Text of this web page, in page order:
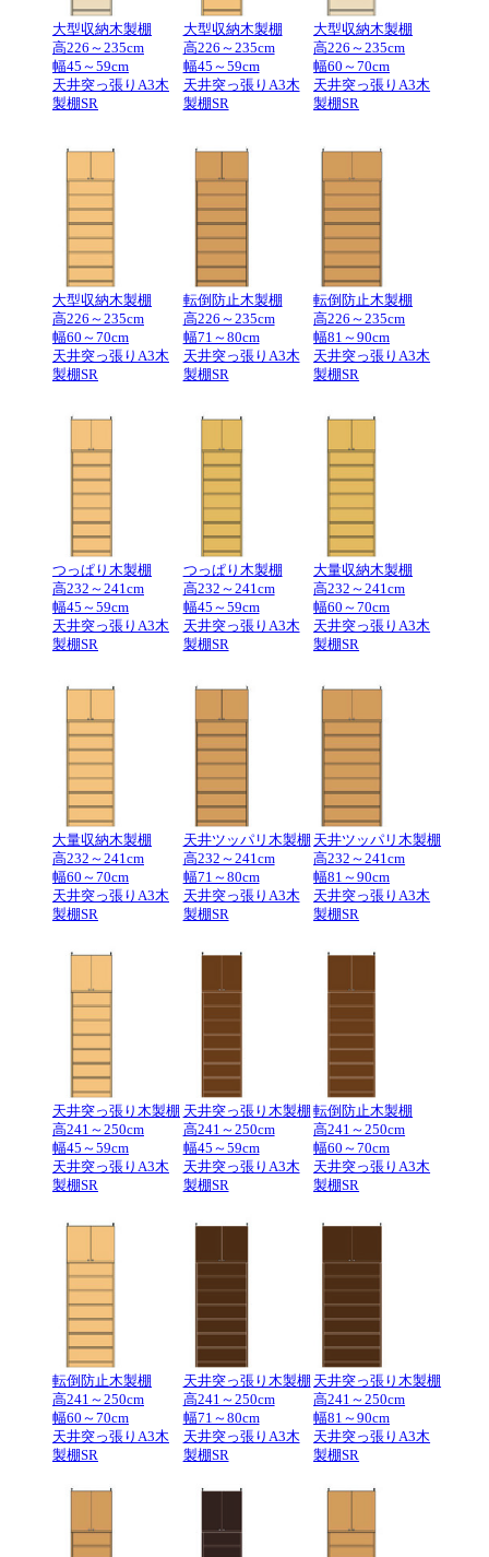
大型収納木製棚
高226～235cm
幅45～59cm
天井突っ張りA3木
製棚SR
大型収納木製棚
高226～235cm
幅45～59cm
天井突っ張りA3木
製棚SR
大型収納木製棚
高226～235cm
幅60～70cm
天井突っ張りA3木
製棚SR
大型収納木製棚
高226～235cm
幅60～70cm
天井突っ張りA3木
製棚SR
転倒防止木製棚
高226～235cm
幅71～80cm
天井突っ張りA3木
製棚SR
転倒防止木製棚
高226～235cm
幅81～90cm
天井突っ張りA3木
製棚SR
つっぱり木製棚
高232～241cm
幅45～59cm
天井突っ張りA3木
製棚SR
つっぱり木製棚
高232～241cm
幅45～59cm
天井突っ張りA3木
製棚SR
大量収納木製棚
高232～241cm
幅60～70cm
天井突っ張りA3木
製棚SR
大量収納木製棚
高232～241cm
幅60～70cm
天井突っ張りA3木
製棚SR
天井ツッパリ木製棚
高232～241cm
幅71～80cm
天井突っ張りA3木
製棚SR
天井ツッパリ木製棚
高232～241cm
幅81～90cm
天井突っ張りA3木
製棚SR
天井突っ張り木製棚
高241～250cm
幅45～59cm
天井突っ張りA3木
製棚SR
天井突っ張り木製棚
高241～250cm
幅45～59cm
天井突っ張りA3木
製棚SR
転倒防止木製棚
高241～250cm
幅60～70cm
天井突っ張りA3木
製棚SR
転倒防止木製棚
高241～250cm
幅60～70cm
天井突っ張りA3木
製棚SR
天井突っ張り木製棚
高241～250cm
幅71～80cm
天井突っ張りA3木
製棚SR
天井突っ張り木製棚
高241～250cm
幅81～90cm
天井突っ張りA3木
製棚SR